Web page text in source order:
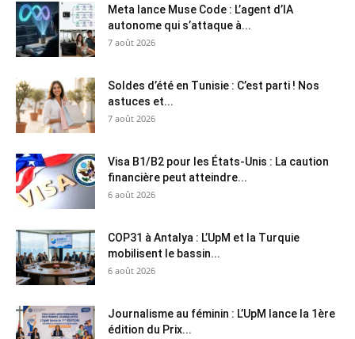
Meta lance Muse Code : L’agent d’IA
autonome qui s’attaque à...
7 août 2026
Soldes d’été en Tunisie : C’est parti ! Nos
astuces et...
7 août 2026
Visa B1/B2 pour les États-Unis : La caution
financière peut atteindre...
6 août 2026
COP31 à Antalya : L’UpM et la Turquie
mobilisent le bassin...
6 août 2026
Journalisme au féminin : L’UpM lance la 1ère
édition du Prix...